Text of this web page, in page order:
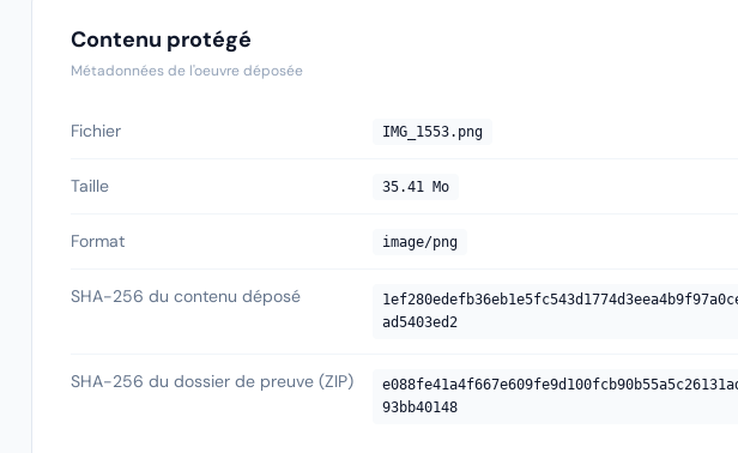
Contenu protégé
Métadonnées de l'oeuvre déposée
Fichier IMG_1553.png
Taille 35.41 Mo
Format image/png
SHA-256 du contenu déposé
ad5403ed2
SHA-256 du dossier de preuve (ZIP)
93bb40148